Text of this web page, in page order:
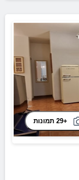
+29 תמונות